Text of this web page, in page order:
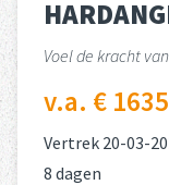
Voel de kracht
v.a. €
Vertrek 20-03-
8 dagen